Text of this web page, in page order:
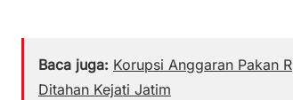
Baca juga: Korupsi Anggaran Pakan
Ditahan Kejati Jatim